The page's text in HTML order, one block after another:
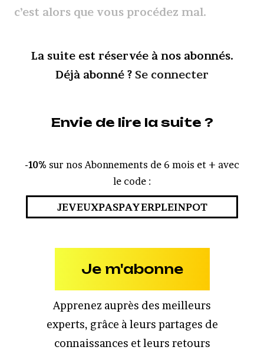
c’est alors que vous procédez mal.
La suite est réservée à nos abonnés.
Déjà abonné ? Se connecter
Envie de lire la suite ?
-10% sur nos Abonnements de 6 mois et + avec
le code :
JEVEUXPASPAYERPLEINPOT
Je m'abonne
Apprenez auprès des meilleurs
experts, grâce à leurs partages de
connaissances et leurs retours